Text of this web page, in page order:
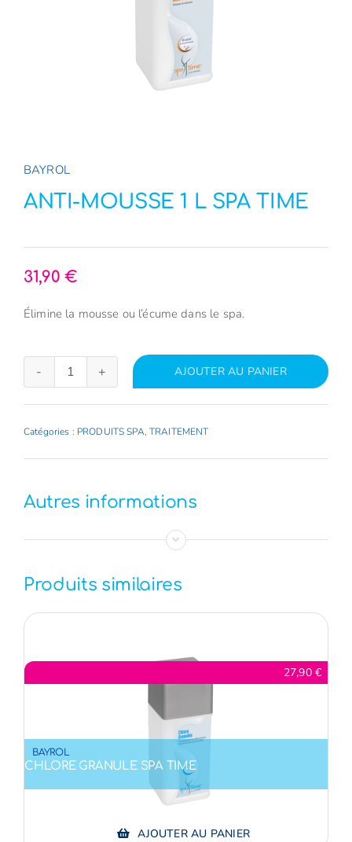
BAYROL
ANTI-MOUSSE 1 L SPA TIME
31,90€
Élimine la mousse ou l’écume dans le spa.
quantité
de
ANTI-
L
TIME
AJOUTER AU PANIER
Catégories : PRODUITS SPA,TRAITEMENT
Autres informations
Produits similaires
27,90 €
BAYROL
CHLORE GRANULE SPA TIME
AJOUTER AU PANIER